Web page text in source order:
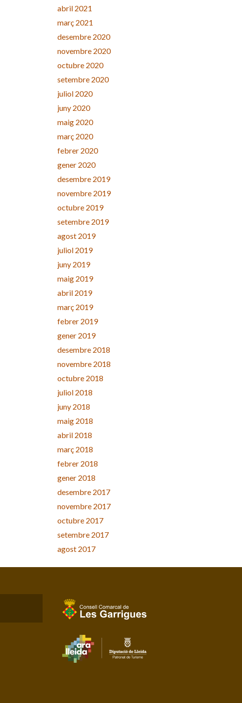
abril 2021
març 2021
desembre 2020
novembre 2020
octubre 2020
setembre 2020
juliol 2020
juny 2020
maig 2020
març 2020
febrer 2020
gener 2020
desembre 2019
novembre 2019
octubre 2019
setembre 2019
agost 2019
juliol 2019
juny 2019
maig 2019
abril 2019
març 2019
febrer 2019
gener 2019
desembre 2018
novembre 2018
octubre 2018
juliol 2018
juny 2018
maig 2018
abril 2018
març 2018
febrer 2018
gener 2018
desembre 2017
novembre 2017
octubre 2017
setembre 2017
agost 2017